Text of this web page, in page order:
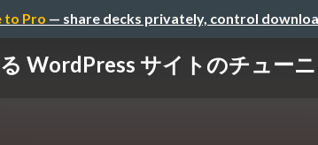
to Pro — share decks privately, control
WordPress サイトのチュー